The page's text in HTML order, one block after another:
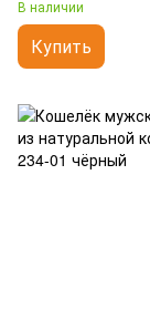
В наличии
Купить